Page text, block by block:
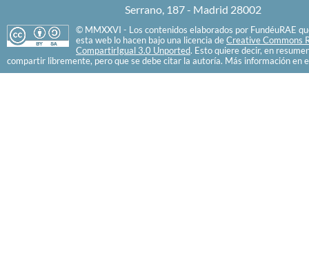
Serrano, 187 - Madrid 28002
© MMXXVI - Los contenidos elaborados por FundéuRAE
esta web lo hacen bajo una licencia de Creative Commons
CompartirIgual 3.0 Unported. Esto quiere decir, en
compartir libremente, pero que se debe citar la autoría. Más información en